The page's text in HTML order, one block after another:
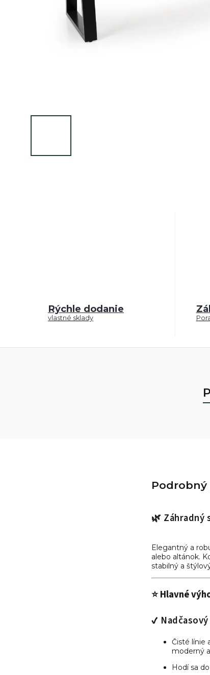
Rýchle dodanie
vlastné sklady
Podrobný
🌿 Záhradný
Elegantný a
alebo altánok.
stabilný a
⭐ Hlavné
✔
Čisté línie
moderný
Hodí sa